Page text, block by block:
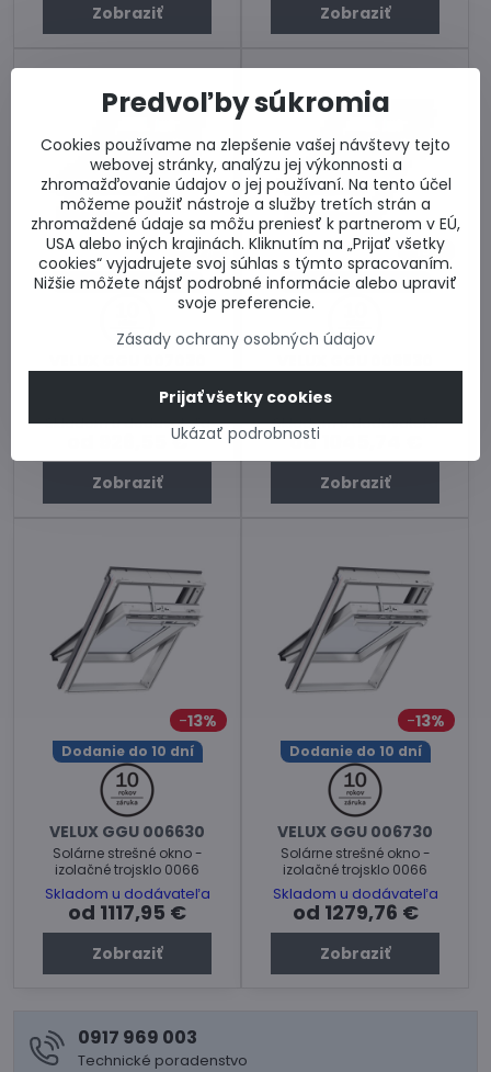
Zobraziť Zobraziť
13%
Dodanie do 10 dní
izolačné dvojsklo 0070
Skladom u dodávateľa
od 926,55 €
Zobraziť
13%
Dodanie do 10 dní
izolačné trojsklo 0068
Skladom u dodávateľa
od 1045,74 €
Zobraziť
13%
Dodanie do 10 dní
VELUX GGU 006630
Solárne strešné okno -
izolačné trojsklo 0066
Skladom u dodávateľa
od 1117,95 €
Zobraziť
13%
Dodanie do 10 dní
VELUX GGU 006730
Solárne strešné okno -
izolačné trojsklo 0066
Skladom u dodávateľa
od 1279,76 €
Zobraziť
0917 969 003
Technické poradenstvo
Predvoľby súkromia
Cookies používame na zlepšenie vašej návštevy tejto
webovej stránky, analýzu jej výkonnosti a
zhromažďovanie údajov o jej používaní. Na tento účel
môžeme použiť nástroje a služby tretích strán a
zhromaždené údaje sa môžu preniesť k partnerom v EÚ,
USA alebo iných krajinách. Kliknutím na „Prijať všetky
cookies“ vyjadrujete svoj súhlas s týmto spracovaním.
Nižšie môžete nájsť podrobné informácie alebo upraviť
svoje preferencie.
Zásady ochrany osobných údajov
Ukázať podrobnosti
Prijať všetky cookies